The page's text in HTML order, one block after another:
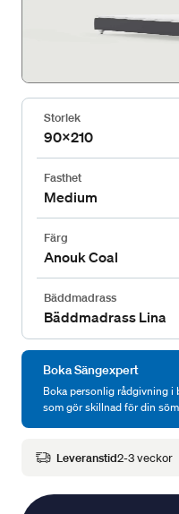
Storlek
90x210
Fasthet
Medium
Färg
Anouk Coal
Bäddmadrass
Bäddmadrass Lina
Boka Sängexpert
Boka personlig rådgivning i
som gör skillnad för din
Leveranstid2-3 veckor